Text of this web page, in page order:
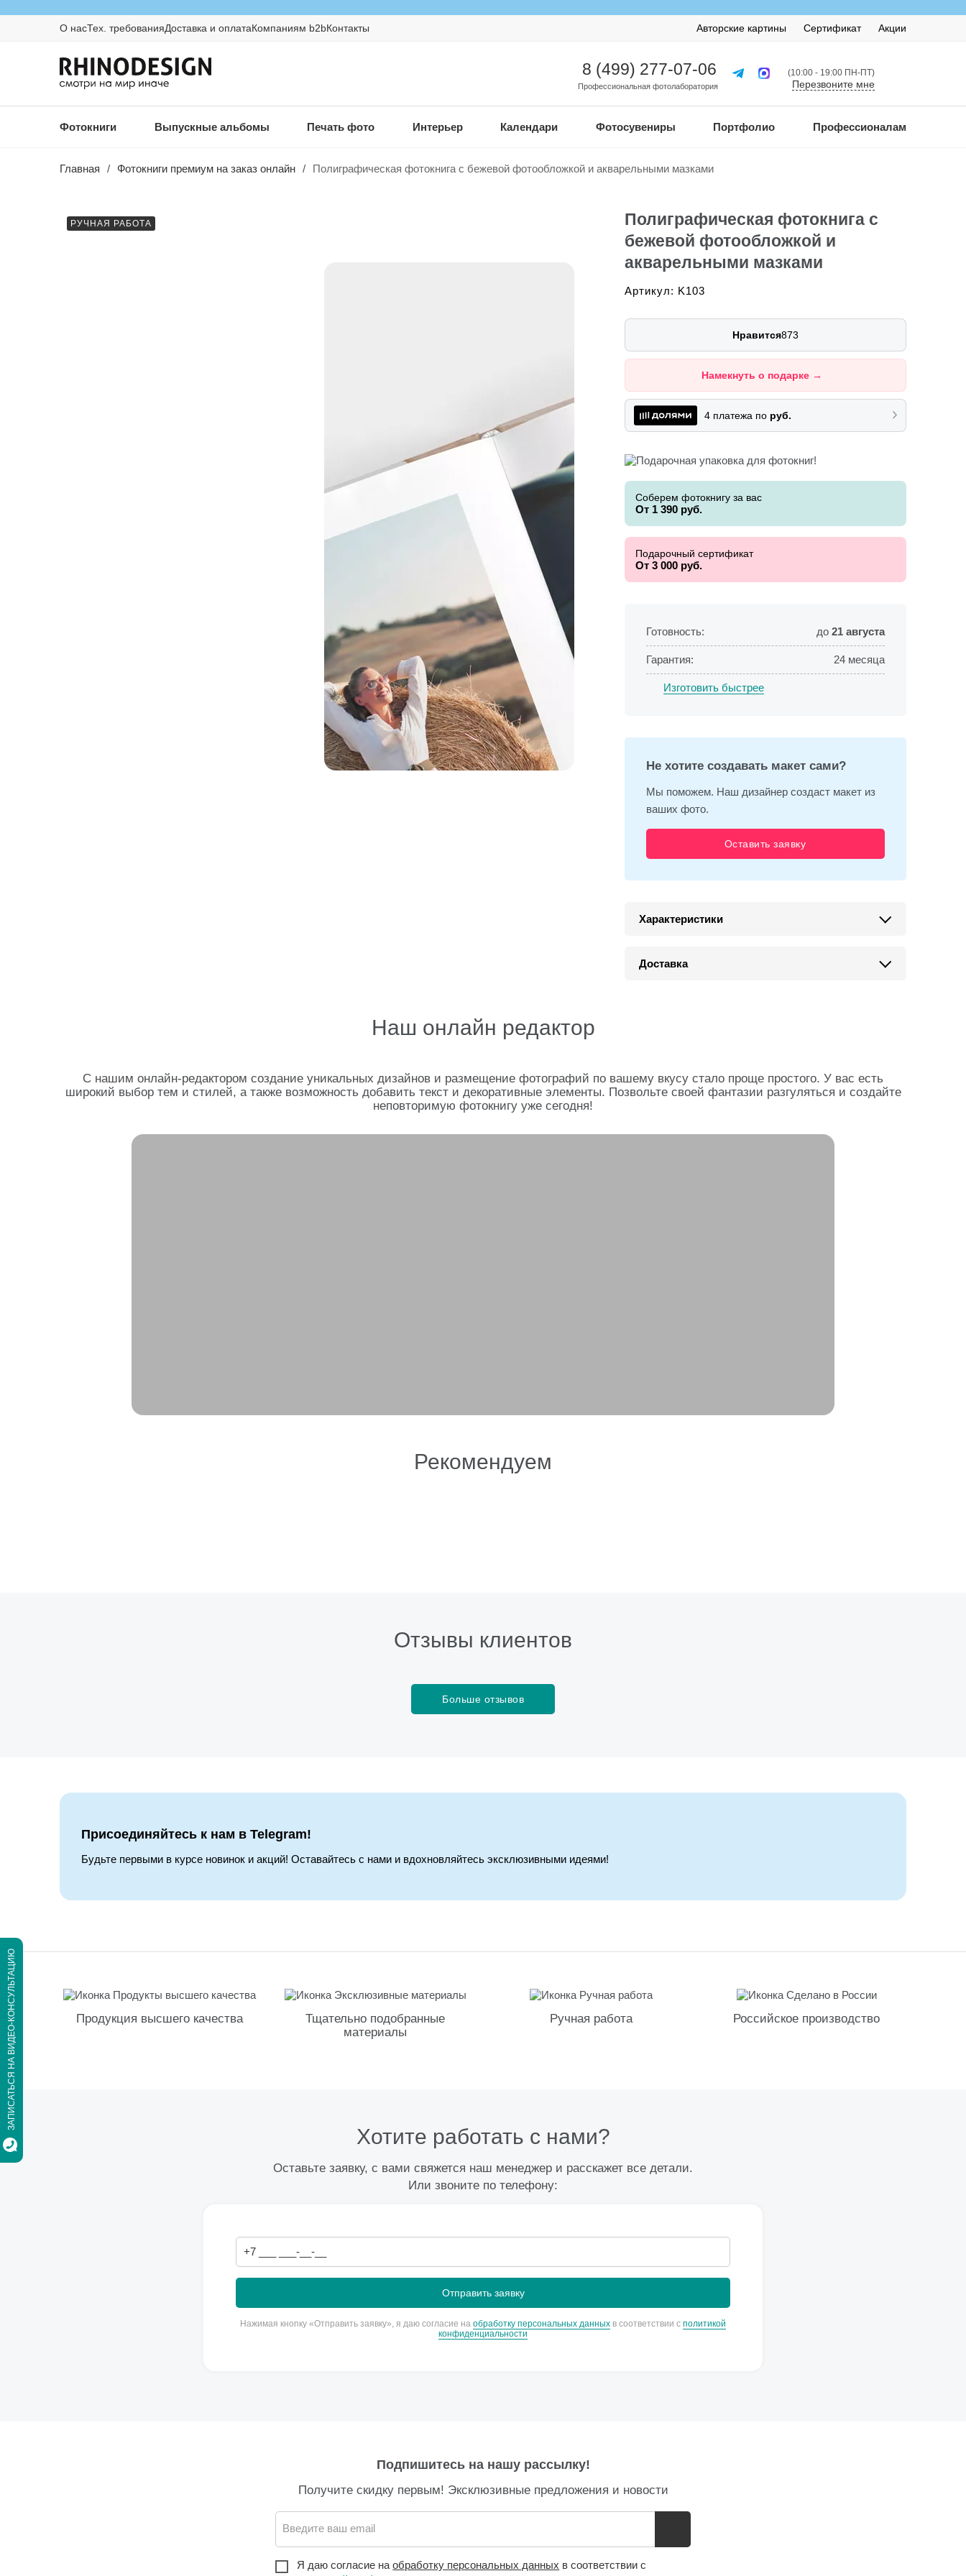
ЗАПИСАТЬСЯ НА ВИДЕО-КОНСУЛЬТАЦИЮ
О насТех. требованияДоставка и оплатаКомпаниям b2bКонтакты Авторские картины Сертификат Акции
8 (499) 277-07-06
Профессиональная фотолаборатория
(10:00 - 19:00 ПН-ПТ)
Перезвоните мне
Фотокниги Выпускные альбомы Печать фото Интерьер Календари Фотосувениры Портфолио Профессионалам
Главная / Фотокниги премиум на заказ онлайн / Полиграфическая фотокнига с бежевой фотообложкой и акварельными мазками
РУЧНАЯ РАБОТА
Полиграфическая фотокнига с
бежевой фотообложкой и
акварельными мазками
Артикул: K103
Нравится873
Намекнуть о подарке →
4 платежа по руб.
Соберем фотокнигу за вас
От 1 390 руб.
Подарочный сертификат
От 3 000 руб.
Готовность: до 21 августа
Гарантия: 24 месяца
Изготовить быстрее
Не хотите создавать макет сами?
Мы поможем. Наш дизайнер создаст макет из
ваших фото.
Оставить заявку
Характеристики
Доставка
Наш онлайн редактор
С нашим онлайн-редактором создание уникальных дизайнов и размещение фотографий по вашему вкусу стало проще простого. У вас есть
широкий выбор тем и стилей, а также возможность добавить текст и декоративные элементы. Позвольте своей фантазии разгуляться и создайте
неповторимую фотокнигу уже сегодня!
Рекомендуем
Отзывы клиентов
Больше отзывов
Присоединяйтесь к нам в Telegram!
Будьте первыми в курсе новинок и акций! Оставайтесь с нами и вдохновляйтесь эксклюзивными идеями!
Продукция высшего качества
Тщательно подобранные
материалы
Ручная работа Российское производство
Хотите работать с нами?
Оставьте заявку, с вами свяжется наш менеджер и расскажет все детали.
Или звоните по телефону:
Нажимая кнопку «Отправить заявку», я даю согласие на обработку персональных данных в соответствии с политикой
конфиденциальности
Подпишитесь на нашу рассылку!
Получите скидку первым! Эксклюзивные предложения и новости
Введите ваш email
Я даю согласие наобработку персональных данных в соответствии с